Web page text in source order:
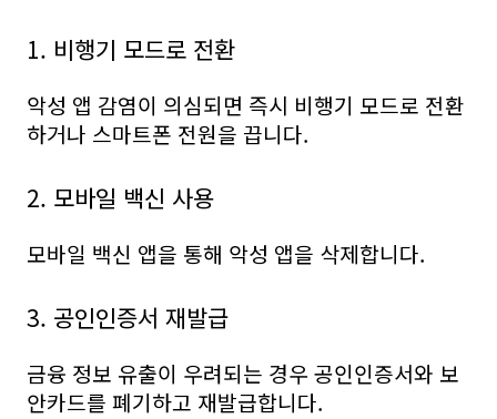
1. 비행기 모드로 전환
악성 앱 감염이 의심되면 즉시 비행기 모드로 전환
하거나 스마트폰 전원을 끕니다.
2. 모바일 백신 사용
모바일 백신 앱을 통해 악성 앱을 삭제합니다.
3. 공인인증서 재발급
금융 정보 유출이 우려되는 경우 공인인증서와 보
안카드를 폐기하고 재발급합니다.